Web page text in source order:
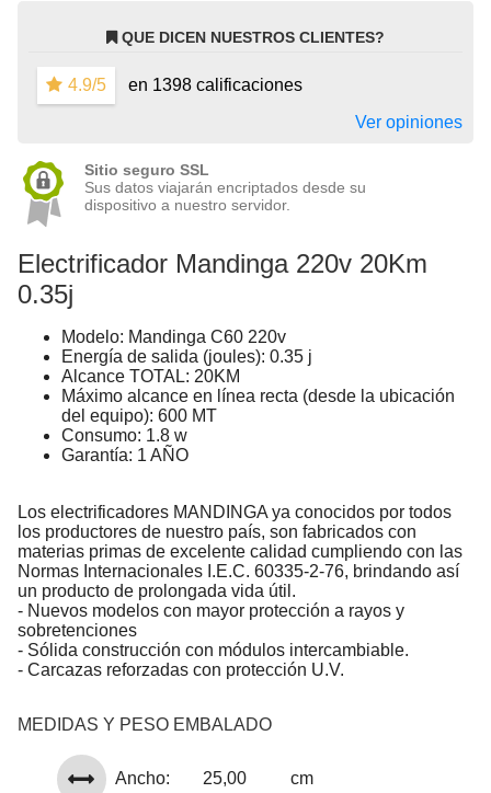
QUE DICEN NUESTROS CLIENTES?
4.9/5
en 1398 calificaciones
Ver opiniones
Sitio seguro SSL
Sus datos viajarán encriptados desde su
dispositivo a nuestro servidor.
Electrificador Mandinga 220v 20Km
0.35j
Modelo: Mandinga C60 220v
Energía de salida (joules): 0.35 j
Alcance TOTAL: 20KM
Máximo alcance en línea recta (desde la ubicación
del equipo): 600 MT
Consumo: 1.8 w
Garantía: 1 AÑO
Los electrificadores MANDINGA ya conocidos por todos
los productores de nuestro país, son fabricados con
materias primas de excelente calidad cumpliendo con las
Normas Internacionales I.E.C. 60335-2-76, brindando así
un producto de prolongada vida útil.
- Nuevos modelos con mayor protección a rayos y
sobretenciones
- Sólida construcción con módulos intercambiable.
- Carcazas reforzadas con protección U.V.
MEDIDAS Y PESO EMBALADO
Ancho: 25,00 cm